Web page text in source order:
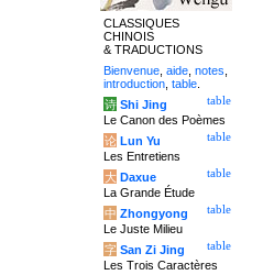
CLASSIQUES
CHINOIS
& TRADUCTIONS
Bienvenue aide notes
introduction table
table
诗 Shi Jing
Le Canon des Poèmes
table
论 Lun Yu
Les Entretiens
table
大 Daxue
La Grande Étude
table
中 Zhongyong
Le Juste Milieu
table
字 San Zi Jing
Les Trois Caractères